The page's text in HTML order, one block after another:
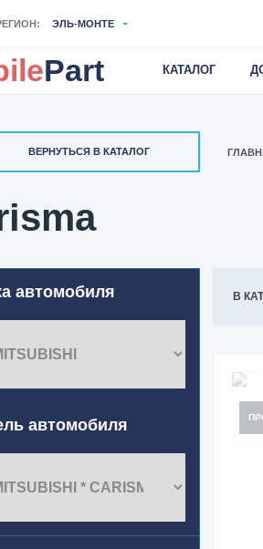
ЭЛЬ-МОНТЕ
Part КАТАЛОГ
ВЕРНУТЬСЯ В КАТАЛОГ
автомобиля
автомобиля
В